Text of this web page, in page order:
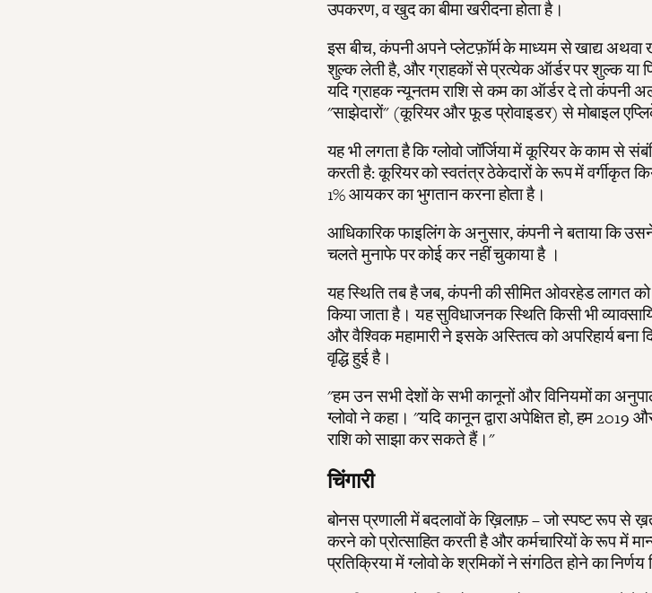
उपकरण, व खुद का बीमा खरीदना होता है।
इस बीच, कंपनी अपने प्लेटफ़ॉर्म के माध्यम से खाद्य
शुल्क लेती है, और ग्राहकों से प्रत्येक ऑर्डर पर शुल्क या
यदि ग्राहक न्यूनतम राशि से कम का ऑर्डर दे तो
"साझेदारों" (कूरियर और फूड प्रोवाइडर) से मोबाइल
यह भी लगता है कि ग्लोवो जॉर्जिया में कूरियर के काम से
करती है: कूरियर को स्वतंत्र ठेकेदारों के रूप में वर्गीकृत
1% आयकर का भुगतान करना होता है।
आधिकारिक फाइलिंग के अनुसार, कंपनी ने बताया कि
चलते मुनाफे पर कोई कर नहीं चुकाया है ।
यह स्थिति तब है जब, कंपनी की सीमित ओवरहेड लागत को
किया जाता है। यह सुविधाजनक स्थिति किसी भी
और वैश्विक महामारी ने इसके अस्तित्व को अपरिहार्य
वृद्धि हुई है।
"हम उन सभी देशों के सभी कानूनों और विनियमों का
ग्लोवो ने कहा। "यदि कानून द्वारा अपेक्षित हो, हम
राशि को साझा कर सकते हैं।"
चिंगारी
बोनस प्रणाली में बदलावों के ख़िलाफ़ – जो स्पष्ट रूप से
करने को प्रोत्साहित करती है और कर्मचारियों के रूप में
प्रतिक्रिया में ग्लोवो के श्रमिकों ने संगठित होने का निर्णय